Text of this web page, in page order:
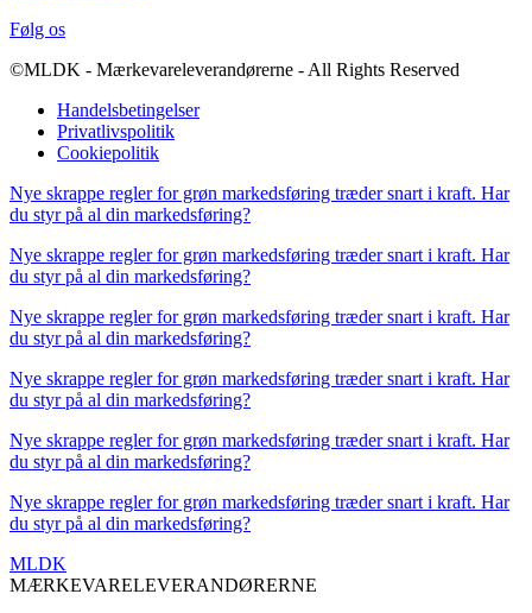
Følg os
©MLDK - Mærkevareleverandørerne - All Rights Reserved
Handelsbetingelser
Privatlivspolitik
Cookiepolitik
Nye skrappe regler for grøn markedsføring træder snart i kraft. Har
du styr på al din markedsføring?
Nye skrappe regler for grøn markedsføring træder snart i kraft. Har
du styr på al din markedsføring?
Nye skrappe regler for grøn markedsføring træder snart i kraft. Har
du styr på al din markedsføring?
Nye skrappe regler for grøn markedsføring træder snart i kraft. Har
du styr på al din markedsføring?
Nye skrappe regler for grøn markedsføring træder snart i kraft. Har
du styr på al din markedsføring?
Nye skrappe regler for grøn markedsføring træder snart i kraft. Har
du styr på al din markedsføring?
MLDK
MÆRKEVARELEVERANDØRERNE